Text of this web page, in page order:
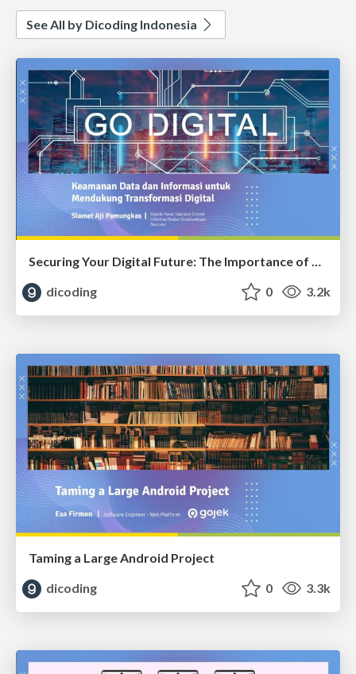
See All by Dicoding Indonesia
Securing Your Digital Future: The Importance of Data and Information Security
dicoding
0 3.2k
Taming a Large Android Project
dicoding
0 3.3k